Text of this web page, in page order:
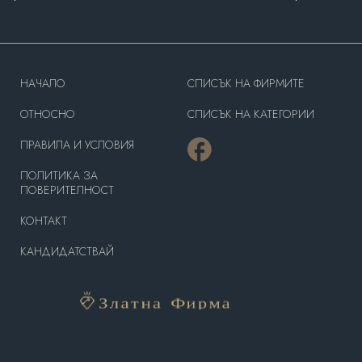
HAЧАЛО
OТНОСНО
ПРАВИЛА И УСЛОВИЯ
ПОЛИТИКА ЗА
ПОВЕРИТЕЛНОСТ
КОНТАКТ
КАНДИДАТСТВАЙ
СПИСЪК НА ФИРМИТЕ
СПИСЪК НА КАТЕГОРИИ